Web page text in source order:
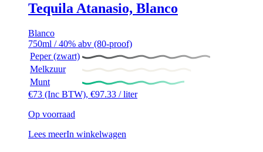
Tequila Atanasio, Blanco
Blanco
750ml / 40% abv (80-proof)
Peper (zwart)
Melkzuur
Munt
€73 (Inc BTW), €97.33 / liter
Op voorraad
Lees meerIn winkelwagen